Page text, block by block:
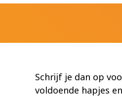
Schrijf je dan op
voldoende hapjes